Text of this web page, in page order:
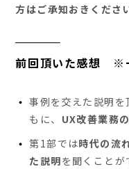
方はご承知おきくださ
前回頂いた感想 ※
事例を交えた説明を
もに、 UX改善業務
第1部では時代の流
た説明を聞くこと